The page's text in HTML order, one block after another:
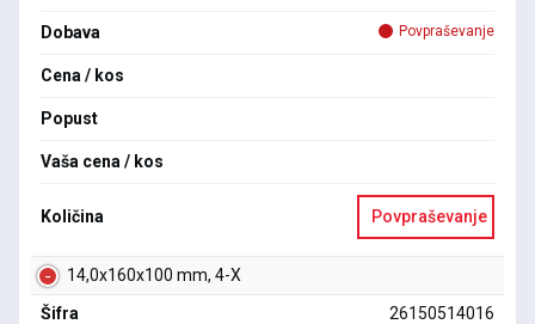
Dobava Povpraševanje
Cena / kos
Popust
Vaša cena / kos
Količina Povpraševanje
14,0x160x100 mm, 4-X
Šifra
26150514016